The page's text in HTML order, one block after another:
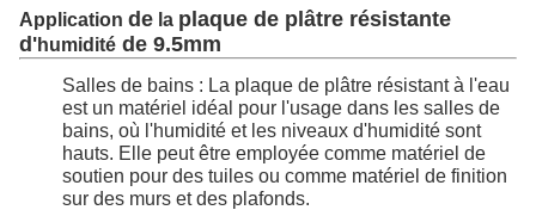
Application de la plaque de plâtre résistante
d'humidité de 9.5mm
Salles de bains : La plaque de plâtre résistant à l'eau
est un matériel idéal pour l'usage dans les salles de
bains, où l'humidité et les niveaux d'humidité sont
hauts. Elle peut être employée comme matériel de
soutien pour des tuiles ou comme matériel de finition
sur des murs et des plafonds.